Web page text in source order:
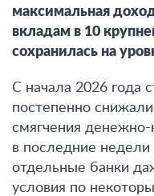
максимальная
вкладам в 10
сохранилась на
С начала 2026 года
постепенно
смягчения денежно-
в последние недели
отдельные банки
условия по